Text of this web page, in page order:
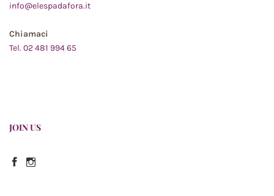
info@elespadafora.it
Chiamaci
Tel. 02 481 994 65
JOIN US
Facebook
Instagram